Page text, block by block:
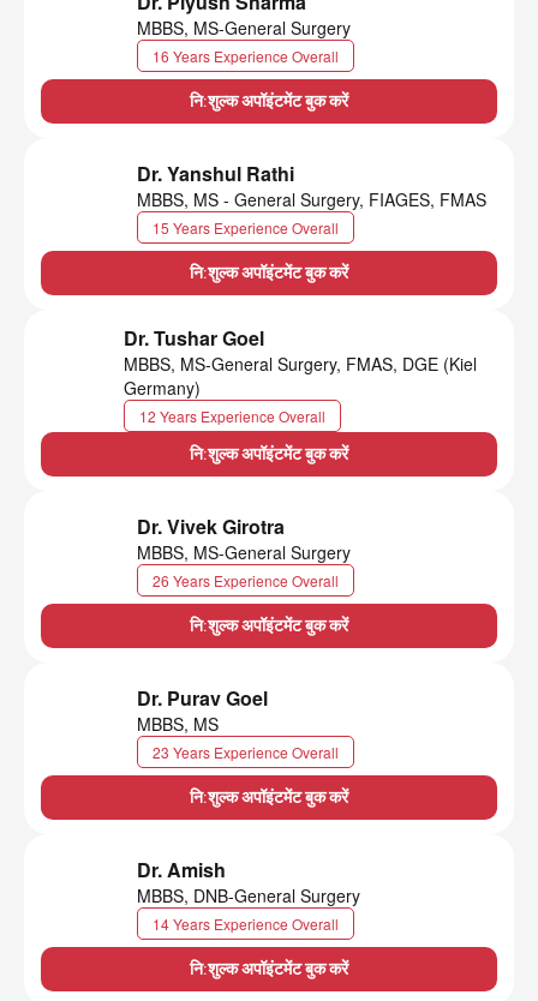
MBBS, MS-General Surgery
16 Years Experience Overall
नि:शुल्क अपॉइंटमेंट बुक करें
Dr. Yanshul Rathi
MBBS, MS - General Surgery, FIAGES, FMAS
15 Years Experience Overall
नि:शुल्क अपॉइंटमेंट बुक करें
Dr. Tushar Goel
MBBS, MS-General Surgery, FMAS, DGE (Kiel
Germany)
12 Years Experience Overall
नि:शुल्क अपॉइंटमेंट बुक करें
Dr. Vivek Girotra
MBBS, MS-General Surgery
26 Years Experience Overall
नि:शुल्क अपॉइंटमेंट बुक करें
Dr. Purav Goel
MBBS, MS
23 Years Experience Overall
नि:शुल्क अपॉइंटमेंट बुक करें
Dr. Amish
MBBS, DNB-General Surgery
14 Years Experience Overall
नि:शुल्क अपॉइंटमेंट बुक करें